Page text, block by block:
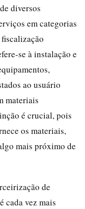
diversos
em categorias
se à instalação e
ao usuário
materiais
é crucial, pois
os materiais,
mais próximo de
de
cada vez mais